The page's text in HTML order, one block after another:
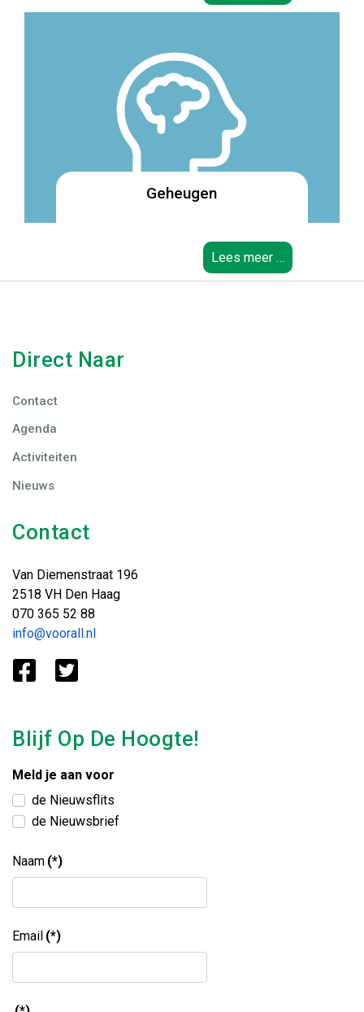
Geheugen
Lees meer …
Direct Naar
Contact
Agenda
Activiteiten
Nieuws
Contact
Van Diemenstraat 196
2518 VH Den Haag
070 365 52 88
info@voorall.nl
Blijf Op De Hoogte!
Meld je aan voor
de Nieuwsflits
de Nieuwsbrief
Naam (*)
Email (*)